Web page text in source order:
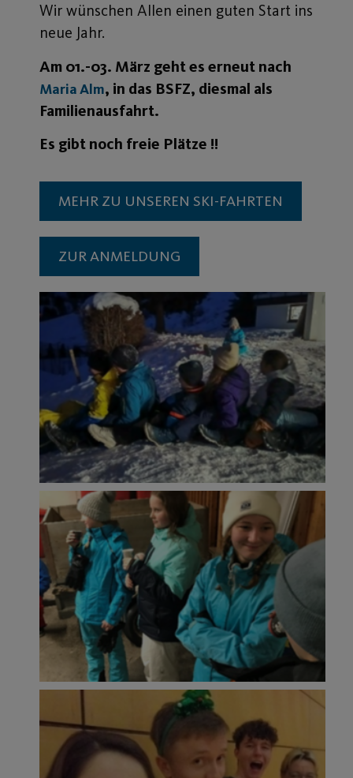
Wir wünschen Allen einen guten Start ins
neue Jahr.
Am 01.-03. März geht es erneut nach
Maria Alm, in das BSFZ, diesmal als
Familienausfahrt.
Es gibt noch freie Plätze !!
MEHR ZU UNSEREN SKI-FAHRTEN
ZUR ANMELDUNG